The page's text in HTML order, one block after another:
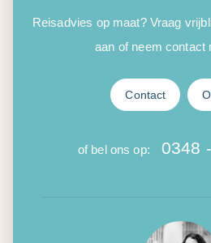
Reisadvies op maat? Vraag
aan of neem contact
Contact
of bel ons op: 0348